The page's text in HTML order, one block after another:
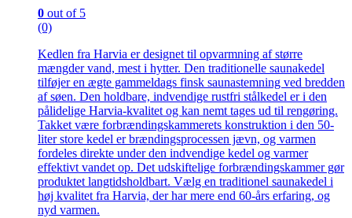
0 out of 5
(0)
Kedlen fra Harvia er designet til opvarmning af større
mængder vand, mest i hytter. Den traditionelle saunakedel
tilføjer en ægte gammeldags finsk saunastemning ved bredden
af søen. Den holdbare, indvendige rustfri stålkedel er i den
pålidelige Harvia-kvalitet og kan nemt tages ud til rengøring.
Takket være forbrændingskammerets konstruktion i den 50-
liter store kedel er brændingsprocessen jævn, og varmen
fordeles direkte under den indvendige kedel og varmer
effektivt vandet op. Det udskiftelige forbrændingskammer gør
produktet langtidsholdbart. Vælg en traditionel saunakedel i
høj kvalitet fra Harvia, der har mere end 60-års erfaring, og
nyd varmen.